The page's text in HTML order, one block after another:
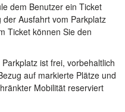
dem Benutzer ein Ticket
Ausfahrt vom Parkplatz
Ticket können Sie den
ist frei, vorbehaltlich
auf markierte Plätze und
Mobilität reserviert